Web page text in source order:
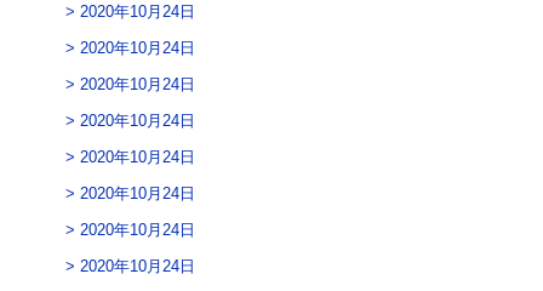
2020年10月24日
2020年10月24日
2020年10月24日
2020年10月24日
2020年10月24日
2020年10月24日
2020年10月24日
2020年10月24日